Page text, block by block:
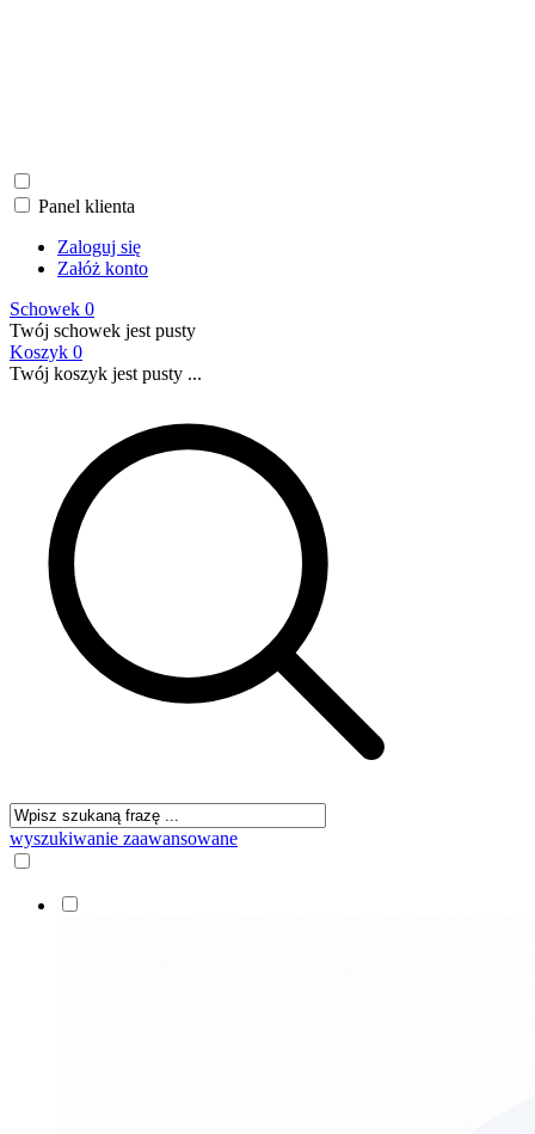
Panel klienta
Zaloguj się
Załóż konto
Schowek 0
Twój schowek jest pusty
Koszyk 0
Twój koszyk jest pusty ...
wyszukiwanie zaawansowane